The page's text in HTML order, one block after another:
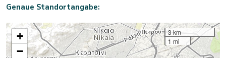
Genaue Standortangabe:
+
−
3 km
1 mi